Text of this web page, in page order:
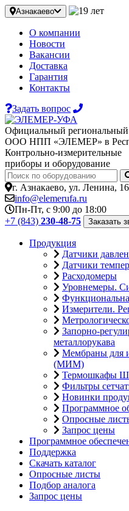
Азнакаево
О компании
Новости
Вакансии
Доставка
Гарантия
Контакты
Задать вопрос
Официальный региональный
ООО НПП «ЭЛЕМЕР» в
Контрольно-измерительные
приборы и оборудование
г. Азнакаево, ул. Ленина, 16
info@elemerufa.ru
Пн-Пт, с 9:00 до 18:00
+7 (843) 230-48-75 Заказать
Продукция
Датчики
Датчики
Расходомеры
Уровнемеры.
Измерители.
Запорно-
металлорукава
Мембраны для
(МИМ)
Термошкафы
Фильтры
Новинки
Программное
Опросные
Запрос цены
Программное
Поддержка
Скачать каталог
Опросные листы
Подбор аналога
Запрос цены